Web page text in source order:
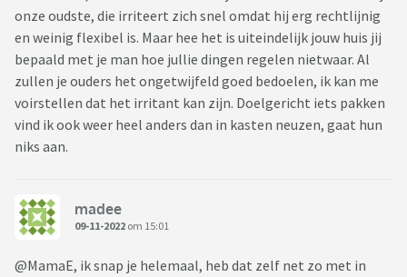
onze oudste, die irriteert zich snel omdat hij erg rechtlijnig
en weinig flexibel is. Maar hee het is uiteindelijk jouw huis jij
bepaald met je man hoe jullie dingen regelen nietwaar. Al
zullen je ouders het ongetwijfeld goed bedoelen, ik kan me
voirstellen dat het irritant kan zijn. Doelgericht iets pakken
vind ik ook weer heel anders dan in kasten neuzen, gaat hun
niks aan.
madee
09-11-2022 om 15:01
@MamaE, ik snap je helemaal, heb dat zelf net zo met in